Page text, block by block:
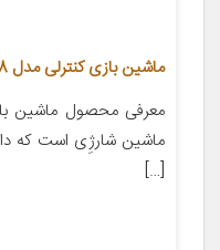
ماشین بازی کنترلی مدل 6688-130A
ماشین شارژِی است که
[…]